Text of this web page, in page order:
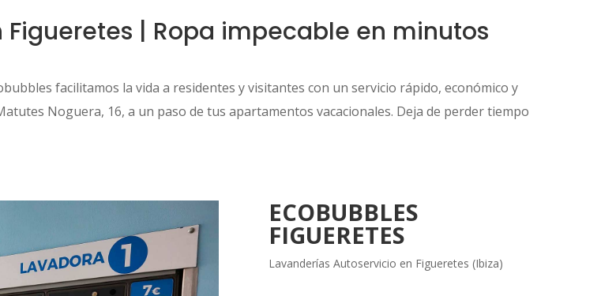
| Ropa impecable en minutos
facilitamos la vida a residentes y visitantes con un servicio rápido, económico y
Noguera, 16, a un paso de tus apartamentos vacacionales. Deja de perder tiempo
ECOBUBBLES
FIGUERETES
Lavanderías Autoservicio en Figueretes (Ibiza)